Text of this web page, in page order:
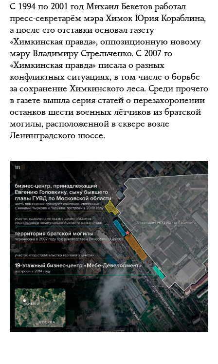
С 1994 по 2001 год Михаил Бекетов работал
пресс-секретарём мэра Химок Юрия Кораблина,
а после его отставки основал газету
«Химкинская правда», оппозиционную новому
мэру Владимиру Стрельченко. С 2007-го
«Химкинская правда» писала о разных
конфликтных ситуациях, в том числе о борьбе
за сохранение Химкинского леса. Среди прочего
в газете вышла серия статей о перезахоронении
останков шести военных лётчиков из братской
могилы, расположенной в сквере возле
Ленинградского шоссе.